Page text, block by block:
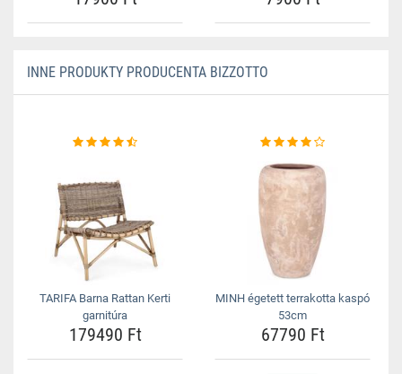
INNE PRODUKTY PRODUCENTA BIZZOTTO
TARIFA Barna Rattan Kerti
garnitúra
179490 Ft
MINH égetett terrakotta kaspó
53cm
67790 Ft